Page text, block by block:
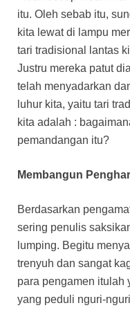
itu. Oleh sebab itu,
kita lewat di lampu
tari tradisional lantas
Justru mereka patut
telah menyadarkan
luhur kita, yaitu tari
kita adalah :
pemandangan itu?
Membangun
Berdasarkan
sering penulis
lumping. Begitu
trenyuh dan sangat
para pengamen itulah
yang peduli nguri-